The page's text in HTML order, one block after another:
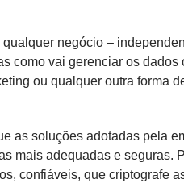
negócio –
como vai gerenciar os
ou qualquer outra forma
as soluções adotadas pela
mais adequadas e seguras.
confiáveis, que criptografe